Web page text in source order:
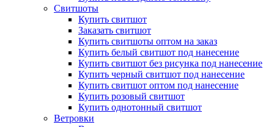
Свитшоты
Купить свитшот
Заказать свитшот
Купить свитшоты оптом на заказ
Купить белый свитшот под нанесение
Купить свитшот без рисунка под нанесение
Купить черный свитшот под нанесение
Купить свитшот оптом под нанесение
Купить розовый свитшот
Купить однотонный свитшот
Ветровки